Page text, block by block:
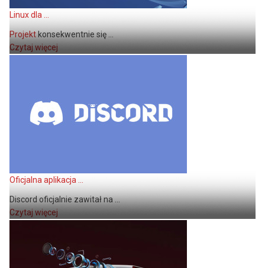
Linux dla ...
Projektkonsekwentnie się ...
Czytaj więcej
Oficjalna aplikacja ...
Discord oficjalnie zawitał na ...
Czytaj więcej